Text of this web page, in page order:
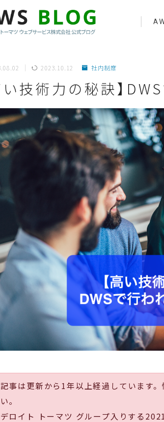
2023.10.12 社内制度
い技術力の秘訣】
事は更新から1年以上経過しています
。
ロイト トーマツ グループ入りする